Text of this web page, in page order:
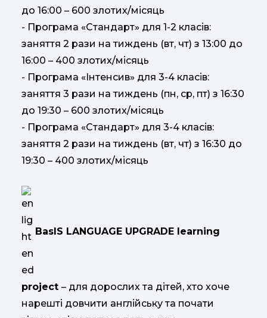
до 16:00 – 600 злотих/місяць
- Програма «Стандарт» для 1-2 класів:
заняття 2 рази на тиждень (вт, чт) з 13:00 до
16:00 – 400 злотих/місяць
- Програма «Інтенсив» для 3-4 класів:
заняття 3 рази на тиждень (пн, ср, пт) з 16:30
до 19:30 – 600 злотих/місяць
- Програма «Стандарт» для 3-4 класів:
заняття 2 рази на тиждень (вт, чт) з 16:30 до
19:30 – 400 злотих/місяць
BasIS LANGUAGE UPGRADE learning
project – для дорослих та дітей, хто хоче
нарешті довчити англійську та почати